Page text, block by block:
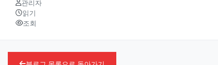
관리자
읽기
조회